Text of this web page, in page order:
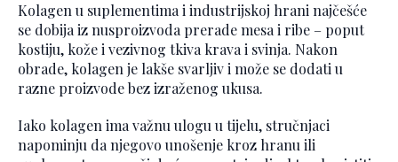
Kolagen u suplementima i industrijskoj hrani najčešće
se dobija iz nusproizvoda prerade mesa i ribe – poput
kostiju, kože i vezivnog tkiva krava i svinja. Nakon
obrade, kolagen je lakše svarljiv i može se dodati u
razne proizvode bez izraženog ukusa.
Iako kolagen ima važnu ulogu u tijelu, stručnjaci
napominju da njegovo unošenje kroz hranu ili